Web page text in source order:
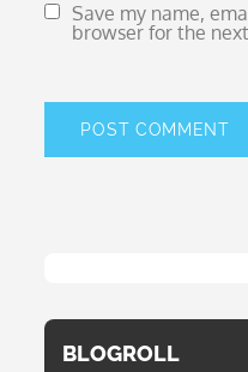
Save my name,
browser for the
BLOGROLL